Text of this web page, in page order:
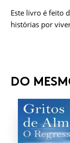
Este livro é feito
histórias por
DO